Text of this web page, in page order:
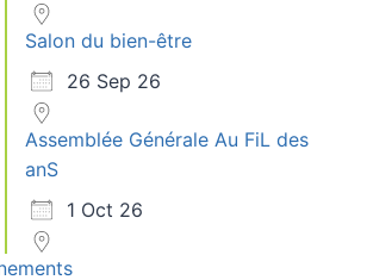
Salon du bien-être
26 Sep 26
Assemblée Générale Au FiL des
anS
1 Oct 26